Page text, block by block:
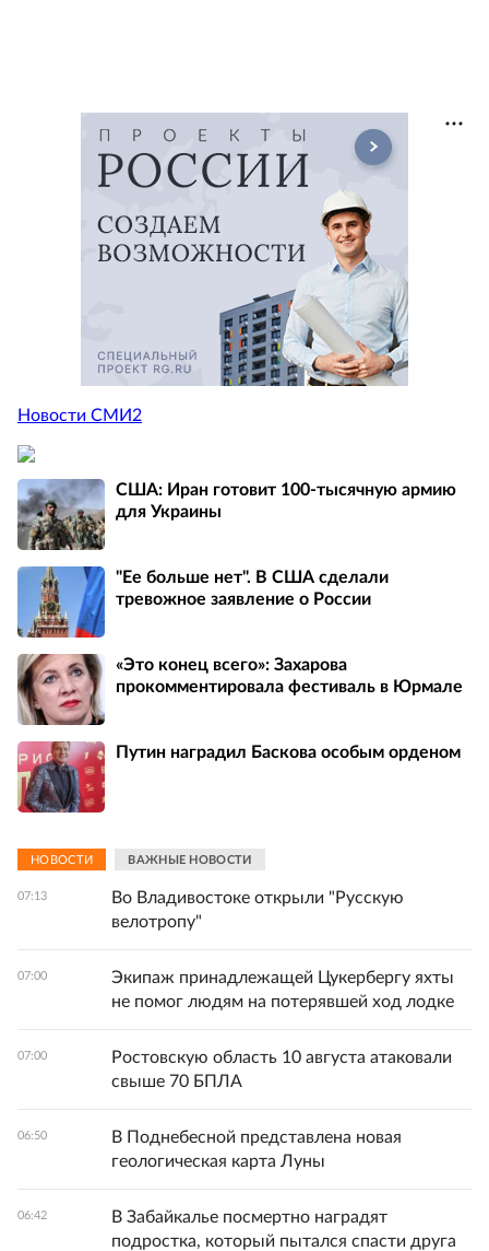
Новости СМИ2
США: Иран готовит 100-тысячную армию
для Украины
"Ее больше нет". В США сделали
тревожное заявление о России
«Это конец всего»: Захарова
прокомментировала фестиваль в Юрмале
Путин наградил Баскова особым орденом
НОВОСТИ ВАЖНЫЕ НОВОСТИ
07:13
Во Владивостоке открыли "Русскую
велотропу"
07:00
Экипаж принадлежащей Цукербергу яхты
не помог людям на потерявшей ход лодке
07:00
Ростовскую область 10 августа атаковали
свыше 70 БПЛА
06:50
В Поднебесной представлена новая
геологическая карта Луны
06:42
В Забайкалье посмертно наградят
подростка, который пытался спасти друга